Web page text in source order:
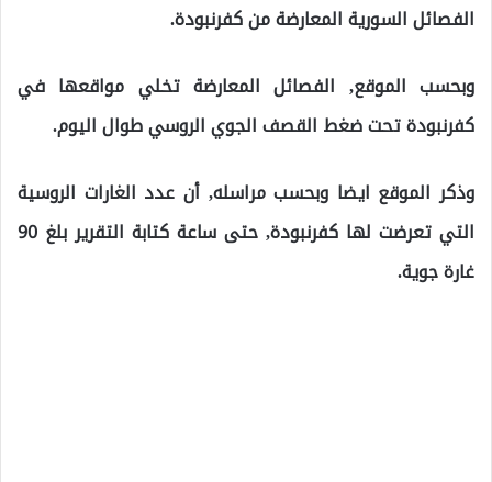
الفصائل السورية المعارضة من كفرنبودة.
وبحسب الموقع, الفصائل المعارضة تخلي مواقعها في
كفرنبودة تحت ضغط القصف الجوي الروسي طوال اليوم.
وذكر الموقع ايضا وبحسب مراسله, أن عدد الغارات الروسية
التي تعرضت لها كفرنبودة, حتى ساعة كتابة التقرير بلغ 90
غارة جوية.